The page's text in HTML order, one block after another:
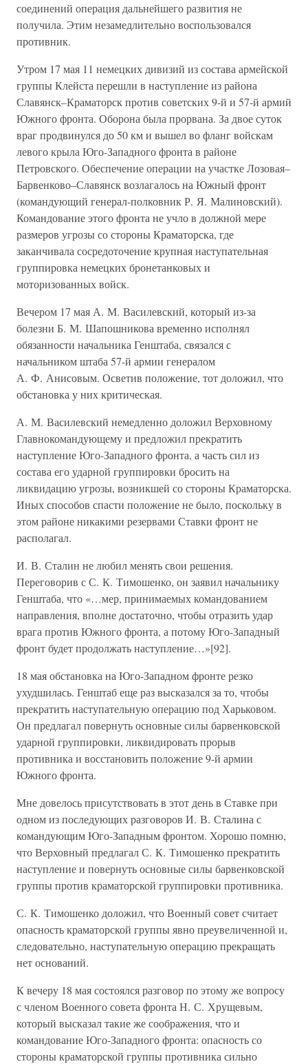
соединений операция дальнейшего развития не
получила. Этим незамедлительно воспользовался
противник.
Утром 17 мая 11 немецких дивизий из состава армейской
группы Клейста перешли в наступление из района
Славянск–Краматорск против советских 9-й и 57-й армий
Южного фронта. Оборона была прорвана. За двое суток
враг продвинулся до 50 км и вышел во фланг войскам
левого крыла Юго-Западного фронта в районе
Петровского. Обеспечение операции на участке Лозовая–
Барвенково–Славянск возлагалось на Южный фронт
(командующий генерал-полковник Р. Я. Малиновский).
Командование этого фронта не учло в должной мере
размеров угрозы со стороны Краматорска, где
заканчивала сосредоточение крупная наступательная
группировка немецких бронетанковых и
моторизованных войск.
Вечером 17 мая А. М. Василевский, который из-за
болезни Б. М. Шапошникова временно исполнял
обязанности начальника Генштаба, связался с
начальником штаба 57-й армии генералом
А. Ф. Анисовым. Осветив положение, тот доложил, что
обстановка у них критическая.
А. М. Василевский немедленно доложил Верховному
Главнокомандующему и предложил прекратить
наступление Юго-Западного фронта, а часть сил из
состава его ударной группировки бросить на
ликвидацию угрозы, возникшей со стороны Краматорска.
Иных способов спасти положение не было, поскольку в
этом районе никакими резервами Ставки фронт не
располагал.
И. В. Сталин не любил менять свои решения.
Переговорив с С. К. Тимошенко, он заявил начальнику
Генштаба, что «…мер, принимаемых командованием
направления, вполне достаточно, чтобы отразить удар
врага против Южного фронта, а потому Юго-Западный
фронт будет продолжать наступление…»[92].
18 мая обстановка на Юго-Западном фронте резко
ухудшилась. Генштаб еще раз высказался за то, чтобы
прекратить наступательную операцию под Харьковом.
Он предлагал повернуть основные силы барвенковской
ударной группировки, ликвидировать прорыв
противника и восстановить положение 9-й армии
Южного фронта.
Мне довелось присутствовать в этот день в Ставке при
одном из последующих разговоров И. В. Сталина с
командующим Юго-Западным фронтом. Хорошо помню,
что Верховный предлагал С. К. Тимошенко прекратить
наступление и повернуть основные силы барвенковской
группы против краматорской группировки противника.
С. К. Тимошенко доложил, что Военный совет считает
опасность краматорской группы явно преувеличенной и,
следовательно, наступательную операцию прекращать
нет оснований.
К вечеру 18 мая состоялся разговор по этому же вопросу
с членом Военного совета фронта Н. С. Хрущевым,
который высказал такие же соображения, что и
командование Юго-Западного фронта: опасность со
стороны краматорской группы противника сильно